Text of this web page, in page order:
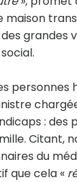
maison
grandes
: des
Citant,
du
que cela «